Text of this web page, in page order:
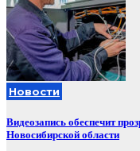
Новости
Видеозапись обеспечит
Новосибирской области